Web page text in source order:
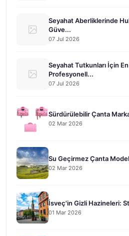
Seyahat Aberliklerinde
Güve...
07 Jul 2026
Seyahat Tutkunları İçin
Profesyonell...
07 Jul 2026
Sürdürülebilir Çanta
02 Mar 2026
Su Geçirmez Çanta
02 Mar 2026
İsveç'in Gizli Hazineleri:
01 Mar 2026